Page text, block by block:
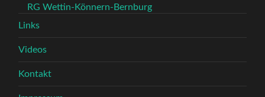
RG Wettin-Könnern-Bernburg
Links
Videos
Kontakt